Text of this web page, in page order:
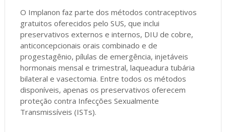
O Implanon faz parte dos métodos contraceptivos
gratuitos oferecidos pelo SUS, que inclui
preservativos externos e internos, DIU de cobre,
anticoncepcionais orais combinado e de
progestagênio, pílulas de emergência, injetáveis
hormonais mensal e trimestral, laqueadura tubária
bilateral e vasectomia. Entre todos os métodos
disponíveis, apenas os preservativos oferecem
proteção contra Infecções Sexualmente
Transmissíveis (ISTs).